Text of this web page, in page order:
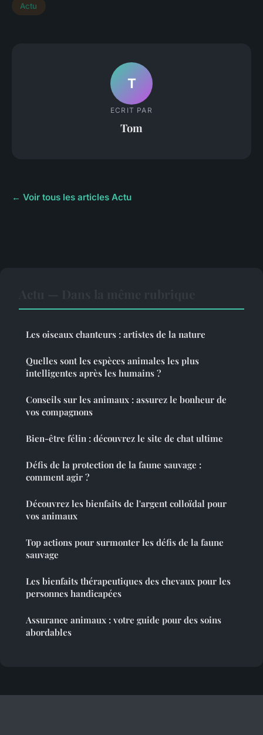
Actu
T
ECRIT PAR
Tom
← Voir tous les articles Actu
Les oiseaux chanteurs : artistes de la nature
Quelles sont les espèces animales les plus
intelligentes après les humains ?
Conseils sur les animaux : assurez le bonheur de
vos compagnons
Bien-être félin : découvrez le site de chat ultime
Défis de la protection de la faune sauvage :
comment agir ?
Découvrez les bienfaits de l'argent colloïdal pour
vos animaux
Top actions pour surmonter les défis de la faune
sauvage
Les bienfaits thérapeutiques des chevaux pour les
personnes handicapées
Assurance animaux : votre guide pour des soins
abordables